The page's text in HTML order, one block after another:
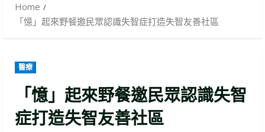
Home
「憶」起來野餐邀民眾認識失智症打造失智友善社區
醫療
「憶」起來野餐邀民眾認識失智
症打造失智友善社區